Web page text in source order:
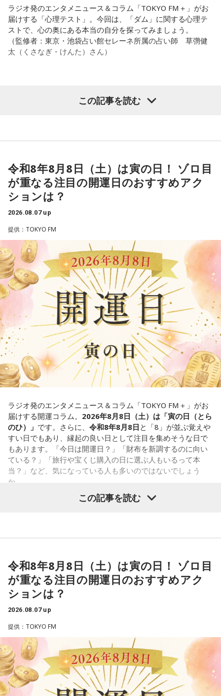
遠山：自分自身の内面をすごく辿って探っている曲ですよ
ね？
ほのか：はい。私は「自分自身を分かってみたい」という気
音楽体験とすごくつながっていて。
「あ、自分もバンドできるんだ」みたいな、そういうときの
ワクワク感のようなものが、いろんな不安や葛藤を飛び越え
ます。歌詞は自分と向き合っている部分も結構あるんですけ
ど、音像がかなり爽やかなので、そういうものを飛び越えて
いくような“若さ”をすごく感じました。
次回8月8日（土）の放送は、シンガーソングライター・バー
チャルYouTuberのぼっちぼろまるさんをゲストに迎えてお届
けします。
----------------------------------------------------
この日の放送をradikoタイムフリーで聴く
※放送エリア外の方は、プレミアム会員の登録でご利用いた
だけます。
----------------------------------------------------
＜番組概要＞
番組名：JA全農 COUNTDOWN JAPAN
ト
放送日時：毎週土曜 13:00～13:53
パーソナリティ：遠山大輔（グランジ）、潮紗理菜
番組Webサイト：https://www.tfm.co.jp/countdownjapan/
番組公式X：
@JA_CDJ
と言っているんです。昔から「健全な身体に健全な精神宿
る」って言いますでしょう？
それは、例えばご病気の方とかはダメだとか、そういう風に
差別しているわけではなくてね。私達、コンディションが良
やっぱり、この世に生きている限りは、フィジカルなことっ
原。さらに、日常生活におけるコンディションづくりの重要
性を語ります。
江原：やっぱり、集中力が欠けちゃうしね。だからご飯を食
べて、新しいお家を建てればまたよく寝られたりすると思う
れを大事にして、コンディションを常に最高に整えるという
ことであれば、もしかしたら悩んでいた時期は体調が不安定
だったかもしれない。だって、普段だったら前向きにいける
ところが、何かふと不安になっちゃったりするでしょう。
例えば、小さいお子さんがいるときって、やっぱり楽しいけ
れど身体がついていけないときって、ちょっと子育てが憂鬱
になったりする時って出ちゃうじゃないですか。子どもの元
気な「キャー！」というのも、元気なときには「もう！」と
いうくらいで済むけれど、頭が痛いときはキツイもんね。そ
ういうことなんですよね。
自分の体力、コンディション。「元気」の「気」は中がお米
（氣）だから、しっかり食べて、元気をつけていってくださ
い。それも、仕事のうちです。
パートナーの奥迫協子、パーソナリティの江原啓之
●江原啓之 今夜の格言
「フィジカルはスピリチュアルの基本です」
番組名：Dr.Recella presents 江原啓之 おと語り
ラジオ発のエンタメニュース＆コラム「TOKYO FM＋」がお
届けする「心理テスト」。今回は、「ダム」に関する心理テ
ストで、心の奥にある本当の自分を探ってみましょう。
（監修者：東京・池袋占い館セレーネ所属の占い師 草彅健
太（くさなぎ・けんた）さん）
山奥の大きなダムを見学しているあなた。
次の中から近いものを1つ選んでください。
1． 水がこぼれてしまうことはないのか
2． こんなに水は必要なのか
3． ひび割れなど壊れる心配はないか
4． どうやって放水しているのか
【解説】
この心理テストでわかることは、あなたの「我慢しすぎ・自
己主張ニガテ度」です。
ダムの水は「溜め込んだ本音や感情」を暗示しています。ダ
ムの何が気になったかで、あなたがなぜ言いたいことを飲み
込んでしまうのか……その理由と、我慢の深さがわかります。
【解答】
1．こぼれてしまわないか……我慢しすぎ度90％
限界が気になったあなた。本音をギリギリまで溜め込んでい
ませんか。「嫌われるかも」という不安から、言葉を飲み込
み続けてきたのでは。でも、あなたが少し本音を見せても、
大切な人は離れていきません。小さな「イヤ」から、言葉に
してみましょう。
2．こんなに必要なのか……我慢しすぎ度45％
水の価値を気にしたあなた。裏を返せば、自分の意見に「言
うほどの価値があるのかな」と、自信を持てずにいるのかも
しれません。しかし、あなたの考えには、ちゃんと意味があ
ります。肩の力を抜いて、まずは思ったことを口にする練習
てみては。
4．どうやって放水しているのか……我慢しすぎ度20％
上手な出し方を気にしたあなた。本音を出そうという意識は
しっかり持っているので、我慢しすぎは少なめです。ただ、
ことも。完璧を意識しすぎず、素直に伝えてみるのがコツで
す。
＊
我慢できるのは、あなたが優しくて、まわりを思いやれる証
拠です。あとは少しだけ、自分の本音も大切にしてあげまし
この記事を読む
令和8年8月8日（土）は寅の日！ ゾロ目
が重なる注目の開運日のおすすめアク
ションは？
2026.08.07 up
提供：TOKYO FM
ラジオ発のエンタメニュース＆コラム「TOKYO FM＋」がお
届けする開運コラム。 2026年8月8日（土）は「寅の日（とら
のひ）」 です。さらに、 令和8年8月8日 と「8」が並ぶ覚えや
すい日でもあり、縁起の良い日として注目を集めそうな日で
もあります。「今日は開運日？」「財布を新調するのに向い
ている？」「旅行や宝くじ購入の日に選ぶ人もいるって本
当？」など、気になっている人も多いのではないでしょう
か。
寅の日は、古くから金運や旅立ちに縁起が良いとされる吉日
■2026年8月8日はどんな日？
2026年8月8日（土）・先勝
・寅の日
・六曜「先勝」（午前中が吉とされる）
「8」が並ぶことから縁起の良い日というイメージを持つ人も
いますが、暦の上では寅の日にあたるのが最大の特徴です。
この記事を読む
令和8年8月8日（土）は寅の日！ ゾロ目
が重なる注目の開運日のおすすめアク
ションは？
2026.08.07 up
提供：TOKYO FM